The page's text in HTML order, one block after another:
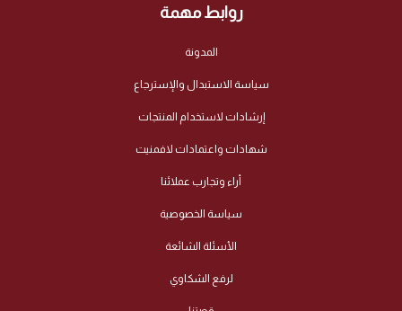
روابط مهمة
المدونة
سياسة الاستبدال والإسترجاع
إرشادات لاستخدام المنتجات
شهادات واعتمادات لافمنيت
أراء وتجارب عملائنا
سياسة الخصوصية
الأسئلة الشائعة
لرفع الشكاوي